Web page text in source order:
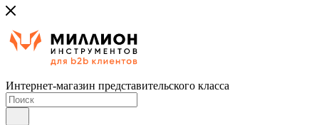
Интернет-магазин представительского класса